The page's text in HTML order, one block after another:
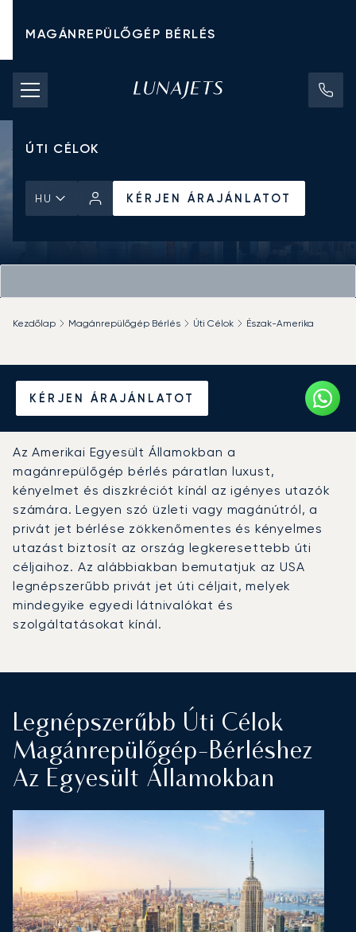
MAGÁNREPÜLŐGÉP BÉRLÉS
CHARTER ÁRAK
MAGÁNREPÜLŐGÉPEK
ÚTI CÉLOK
HU KÉRJEN ÁRAJÁNLATOT
KÉRJEN ÁRAJÁNLATOT
Kezdőlap Magánrepülőgép Bérlés Úti Célok Észak-Amerika
Béreljen magánrepülőt az
Egyesült Államokba
Az Amerikai Egyesült Államokban a
magánrepülőgép bérlés páratlan luxust,
kényelmet és diszkréciót kínál az igényes utazók
számára. Legyen szó üzleti vagy magánútról, a
privát jet bérlése zökkenőmentes és kényelmes
utazást biztosít az ország legkeresettebb úti
céljaihoz. Az alábbiakban bemutatjuk az USA
legnépszerűbb privát jet úti céljait, melyek
mindegyike egyedi látnivalókat és
szolgáltatásokat kínál.
Legnépszerűbb Úti Célok
Magánrepülőgép-Bérléshez
Az Egyesült Államokban